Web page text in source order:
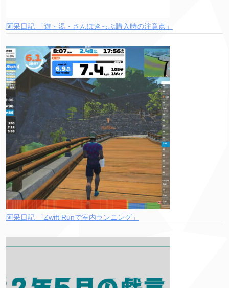
阿呆日記 「遊・湯・さんぽきっぷ購入時の注意点」
阿呆日記 「Zwift Runで室内ランニング」